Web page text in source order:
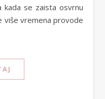
se zaista osvrnu
više vremena provode